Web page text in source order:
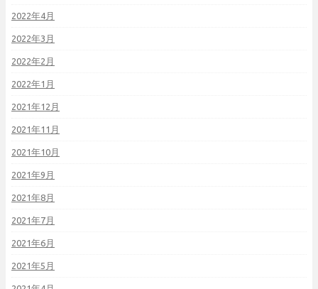
2022年4月
2022年3月
2022年2月
2022年1月
2021年12月
2021年11月
2021年10月
2021年9月
2021年8月
2021年7月
2021年6月
2021年5月